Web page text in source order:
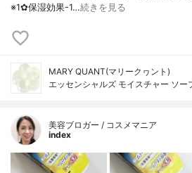
※1✿保湿効果-1…続きを見る
MARY QUANT(マリークヮント)
エッセンシャルズ モイスチャー ソー
美容ブロガー / コスメマニア
index